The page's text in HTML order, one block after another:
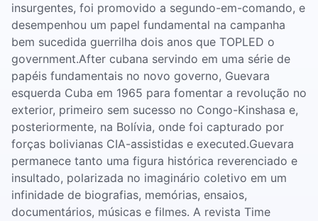
insurgentes, foi promovido a segundo-em-comando, e
desempenhou um papel fundamental na campanha
bem sucedida guerrilha dois anos que TOPLED o
government.After cubana servindo em uma série de
papéis fundamentais no novo governo, Guevara
esquerda Cuba em 1965 para fomentar a revolução no
exterior, primeiro sem sucesso no Congo-Kinshasa e,
posteriormente, na Bolívia, onde foi capturado por
forças bolivianas CIA-assistidas e executed.Guevara
permanece tanto uma figura histórica reverenciado e
insultado, polarizada no imaginário coletivo em um
infinidade de biografias, memórias, ensaios,
documentários, músicas e filmes. A revista Time